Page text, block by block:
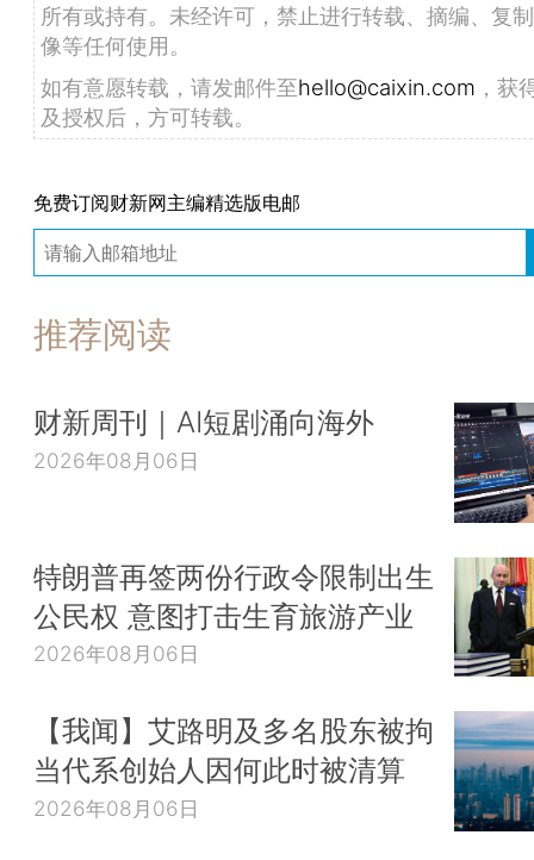
所有或持有。未经许可，禁止进行转载、摘编、复
像等任何使用。
如有意愿转载，请发邮件至hello@caixin.com ，获
及授权后，方可转载。
免费订阅财新网主编精选版电邮
推荐阅读
财新周刊｜AI短剧涌向海外
2026年08月06日
特朗普再签两份行政令限制出生
公民权 意图打击生育旅游产业
2026年08月06日
【我闻】艾路明及多名股东被拘
当代系创始人因何此时被清算
2026年08月06日